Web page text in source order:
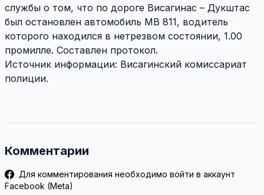
службы о том, что по дороге Висагинас – Дукштас
был остановлен автомобиль MB 811, водитель
которого находился в нетрезвом состоянии, 1.00
промилле. Составлен протокол.
Источник информации: Висагинский комиссариат
полиции.
Комментарии
Для комментирования необходимо войти в аккаунт
Facebook (Meta)